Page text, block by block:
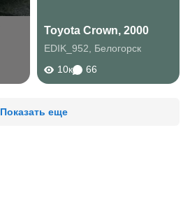
Toyota Crown, 2000
EDIK_952
Белогорск
10к
66
Показать еще